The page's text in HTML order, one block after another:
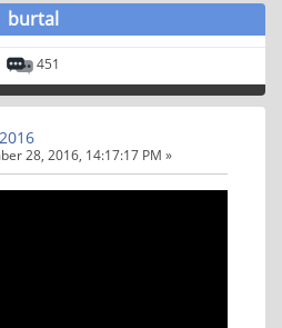
burtal
451
28, 2016, 14:17:17 PM »